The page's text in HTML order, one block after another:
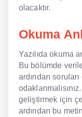
olacaktır.
Okuma
Yazılıda okuma
Bu bölümde
ardından
geliştirmek için
ardından bu